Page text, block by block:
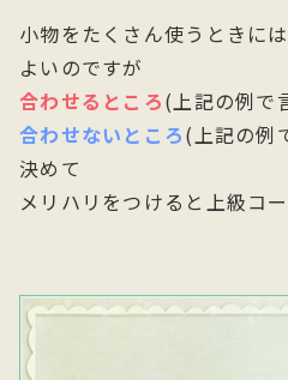
小物をたくさん使うときに
よいのですが
合わせるところ(上記の例で
合わせないところ(上記の例
決めて
メリハリをつけると上級コー